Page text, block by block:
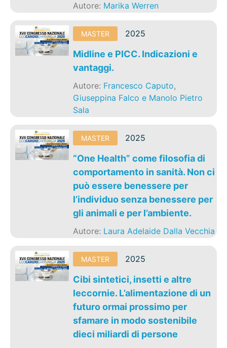
Autore: Marika Werren
MASTER 2025
Midline e PICC. Indicazioni e
vantaggi.
Autore: Francesco Caputo,
Giuseppina Falco e Manolo Pietro
Sala
MASTER 2025
“One Health” come filosofia di
comportamento in sanità. Non ci
può essere benessere per
l’individuo senza benessere per
gli animali e per l’ambiente.
Autore: Laura Adelaide Dalla Vecchia
MASTER 2025
Cibi sintetici, insetti e altre
leccornie. L’alimentazione di un
futuro ormai prossimo per
sfamare in modo sostenibile
dieci miliardi di persone